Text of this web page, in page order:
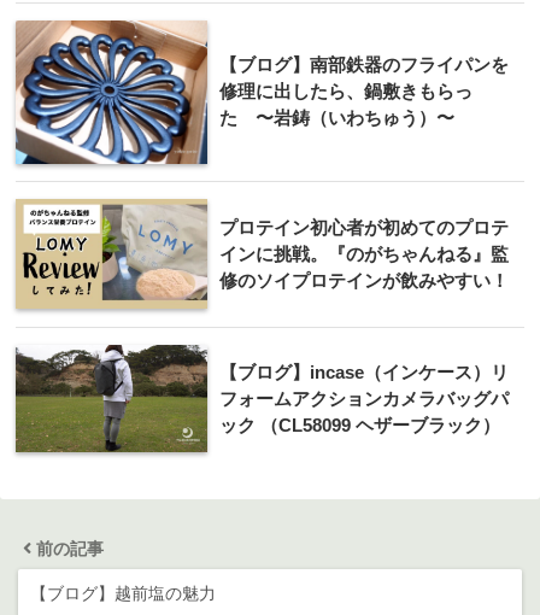
【ブログ】南部鉄器のフライパンを
修理に出したら、鍋敷きもらっ
た 〜岩鋳（いわちゅう）〜
プロテイン初心者が初めてのプロテ
インに挑戦。『のがちゃんねる』監
修のソイプロテインが飲みやすい！
【ブログ】incase（インケース）リ
フォームアクションカメラバッグパ
ック （CL58099 ヘザーブラック）
前の記事
【ブログ】越前塩の魅力